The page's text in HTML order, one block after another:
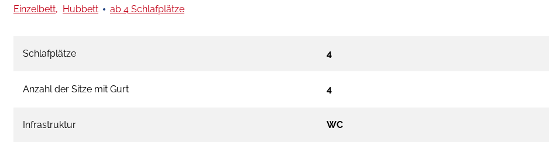
Einzelbett, Hubbett ab 4 Schlafplätze
Schlafplätze 4
Anzahl der Sitze mit Gurt 4
Infrastruktur WC